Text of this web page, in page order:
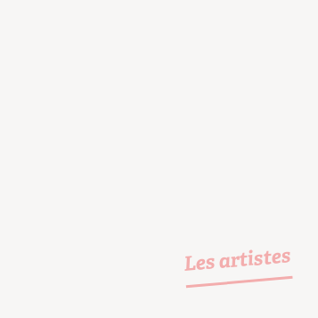
Les artistes